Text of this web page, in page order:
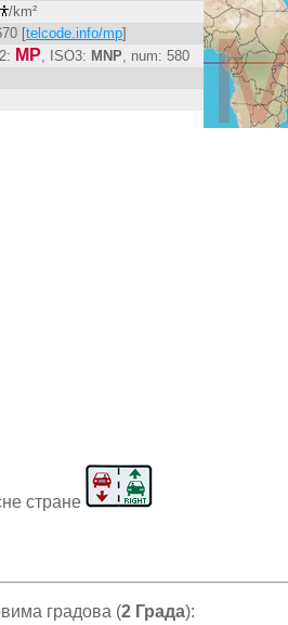
/km²
[telcode.info/mp]
MP, ISO3: MNP, num: 580
стране
градова (2 Града):